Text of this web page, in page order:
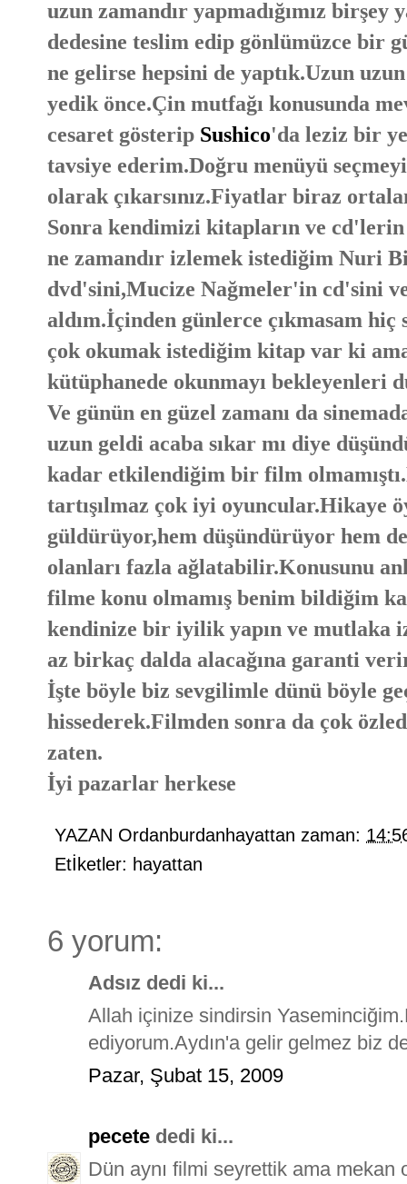
uzun zamandır yapmadığımız birşey
dedesine teslim edip gönlümüzce bir
ne gelirse hepsini de yaptık.Uzun
yedik önce.Çin mutfağı konusunda
cesaret gösterip Sushico'da leziz bir
tavsiye ederim.Doğru menüyü
olarak çıkarsınız.Fiyatlar biraz
Sonra kendimizi kitapların ve
ne zamandır izlemek istediğim Nuri
dvd'sini,Mucize Nağmeler'in cd'sini
aldım.İçinden günlerce çıkmasam
çok okumak istediğim kitap var ki
kütüphanede okunmayı bekleyenleri
Ve günün en güzel zamanı da
uzun geldi acaba sıkar mı diye
kadar etkilendiğim bir film
tartışılmaz çok iyi oyuncular.Hikaye
güldürüyor,hem düşündürüyor hem
olanları fazla ağlatabilir.Konusunu
filme konu olmamış benim bildiğim
kendinize bir iyilik yapın ve mutlaka
az birkaç dalda alacağına garanti
İşte böyle biz sevgilimle dünü böyle
hissederek.Filmden sonra da çok
zaten.
İyi pazarlar herkese
YAZAN Ordanburdanhayattan zaman:
Etİketler: hayattan
6 yorum:
Adsız dedi ki...
Allah içinize sindirsin
ediyorum.Aydın'a gelir gelmez biz
Pazar, Şubat 15, 2009
pecete dedi ki...
Dün aynı filmi seyrettik ama